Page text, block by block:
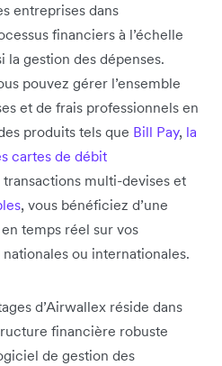
entreprises dans
financiers à l’échelle
la gestion des dépenses.
pouvez gérer l’ensemble
et de frais professionnels en
produits tels que Bill Pay, la
cartes de débit
transactions multi-devises et
, vous bénéficiez d’une
temps réel sur vos
ou internationales.
d’Airwallex réside dans
financière robuste
de gestion des